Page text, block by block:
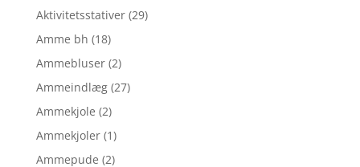
Aktivitetsstativer (29)
Amme bh (18)
Ammebluser (2)
Ammeindlæg (27)
Ammekjole (2)
Ammekjoler (1)
Ammepude (2)